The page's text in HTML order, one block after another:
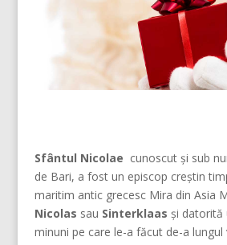
Sfântul Nicolae cunoscut și sub
de Bari, a fost un episcop creștin
maritim antic grecesc Mira din Asia
Nicolas sau Sinterklaas și datorită
minuni pe care le-a făcut de-a